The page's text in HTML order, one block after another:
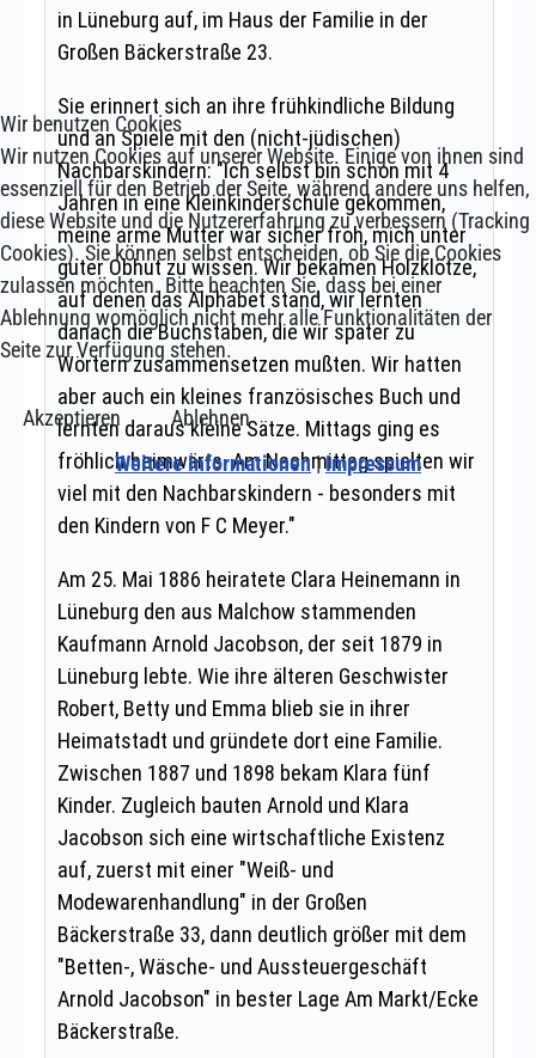
Wir benutzen Cookies
Wir nutzen Cookies auf unserer Website. Einige von ihnen sind
essenziell für den Betrieb der Seite, während andere uns helfen,
diese Website und die Nutzererfahrung zu verbessern (Tracking
Cookies). Sie können selbst entscheiden, ob Sie die Cookies
zulassen möchten. Bitte beachten Sie, dass bei einer
Ablehnung womöglich nicht mehr alle Funktionalitäten der
Seite zur Verfügung stehen.
Akzeptieren
Ablehnen
Weitere Informationen|Impressum